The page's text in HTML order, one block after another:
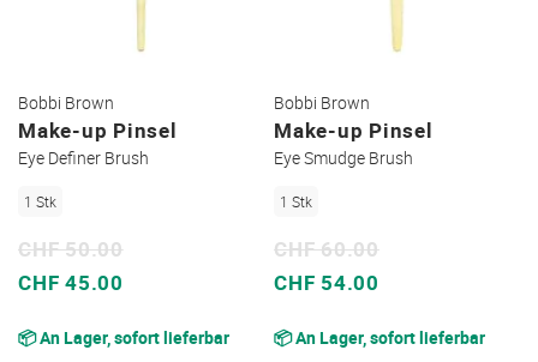
Bobbi Brown
Make-up Pinsel
Eye Definer Brush
1 Stk
Sonderpreis
CHF 45.00
CHF 50.00
📦 An Lager, sofort lieferbar
Bobbi Brown
Make-up Pinsel
Eye Smudge Brush
1 Stk
Sonderpreis
CHF 54.00
CHF 60.00
📦 An Lager, sofort lieferbar